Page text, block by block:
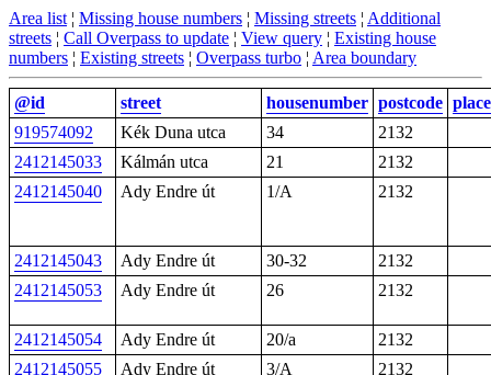
Area list ¦ Missing house numbers ¦ Missing streets ¦ Additional
streets ¦ Call Overpass to update ¦ View query ¦ Existing house
numbers ¦ Existing streets ¦ Overpass turbo ¦ Area boundary
@id street housenumber postcode place
919574092
Kék Duna utca 34
2132
2412145033
Kálmán utca 21
2132
2412145040
Ady Endre út 1/A 2132
2412145043 Ady Endre út 30-32
2132
2412145053
Ady Endre út 26 2132
2412145054 Ady Endre út 20/a
2132
2412145055
Ady Endre út 3/A
2132